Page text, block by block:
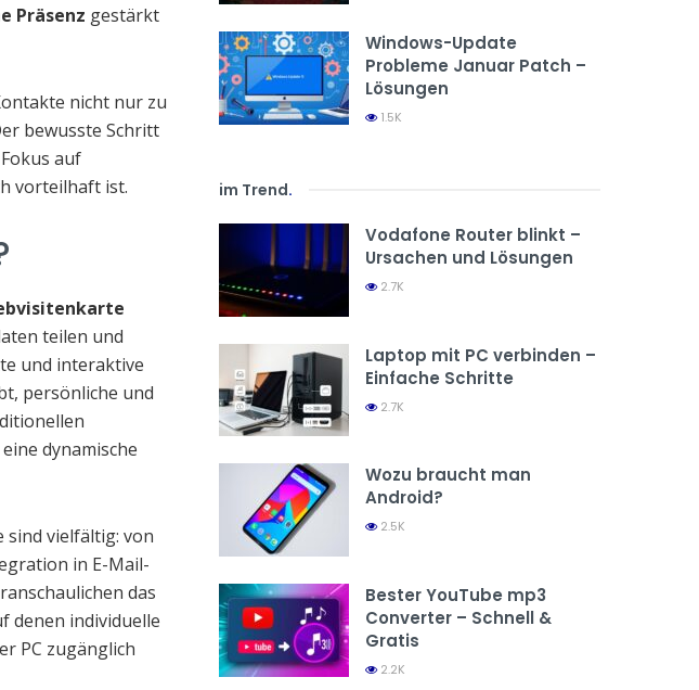
Präsenz gestärkt
nicht nur zu
bewusste Schritt
auf
vorteilhaft ist.
teilen und
und interaktive
persönliche und
dynamische
sind vielfältig: von
in E-Mail-
das
denen individuelle
PC zugänglich
Windows-Update
Probleme Januar Patch –
Lösungen
1.5K
im Trend.
Vodafone Router blinkt –
Ursachen und Lösungen
2.7K
Laptop mit PC verbinden –
Einfache Schritte
2.7K
Wozu braucht man
Android?
2.5K
Bester YouTube mp3
Converter – Schnell &
Gratis
2.2K